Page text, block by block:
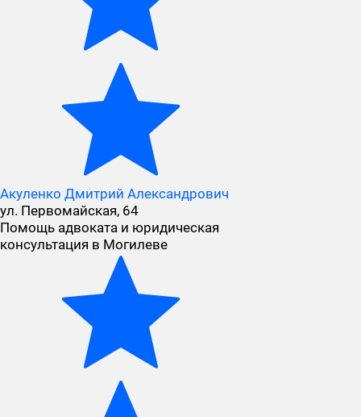
Акуленко Дмитрий Александрович
ул. Первомайская, 64
Помощь адвоката и юридическая
консультация в Могилеве